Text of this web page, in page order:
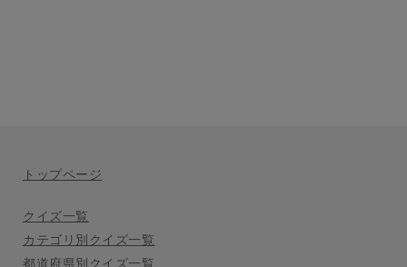
トップページ
クイズ一覧
カテゴリ別クイズ一覧
都道府県別クイズ一覧